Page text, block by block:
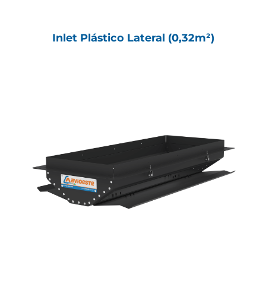
Inlet Plástico Lateral (0,32m²)